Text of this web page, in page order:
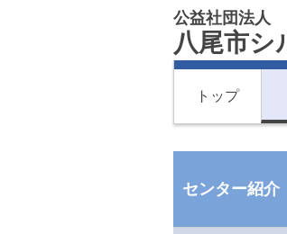
公益社団法人
八尾市シ
トップ
センター紹介